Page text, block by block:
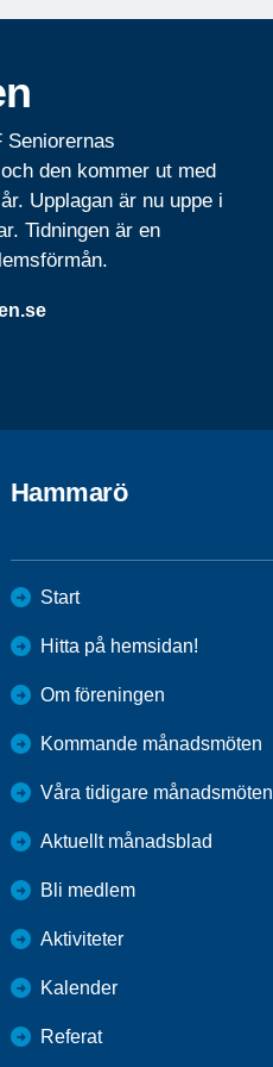
Seniorernas
den kommer ut med
Upplagan är nu uppe i
Tidningen är en
Hammarö
Start
Hitta på hemsidan!
Om föreningen
Kommande månadsmöten
Våra tidigare månadsmöten
Aktuellt månadsblad
Bli medlem
Aktiviteter
Kalender
Referat